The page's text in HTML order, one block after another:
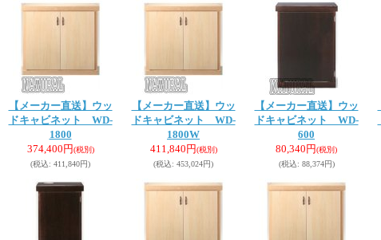
【メーカー直送】ウッ
ドキャビネット WD-
1800
374,400円(税別)
(税込: 411,840円)
【メーカー直送】ウッ
ドキャビネット WD-
1800W
411,840円(税別)
(税込: 453,024円)
【メーカー直送】ウッ
ドキャビネット WD-
600
80,340円(税別)
(税込: 88,374円)